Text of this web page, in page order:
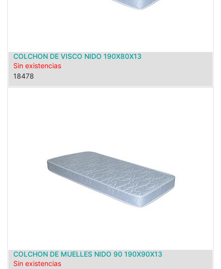
COLCHON DE VISCO NIDO 190X80X13
Sin existencias
18478
COLCHON DE MUELLES NIDO 90 190X90X13
Sin existencias